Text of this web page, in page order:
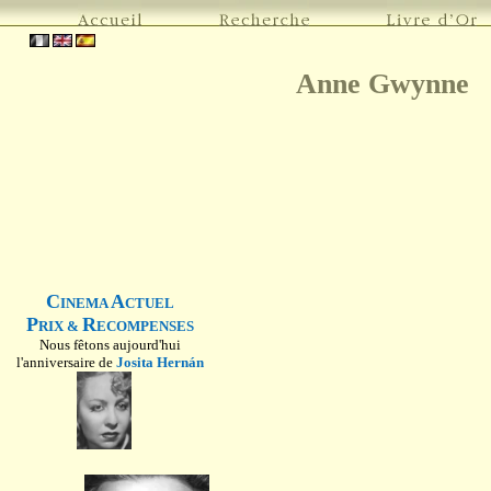
CINEMAACTUEL
PRIX & RECOMPENSES
Nous fêtons aujourd'hui
l'anniversaire de Josita Hernán
Anne Gwynne